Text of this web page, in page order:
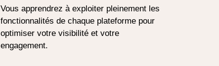
Vous apprendrez à exploiter pleinement les
fonctionnalités de chaque plateforme pour
optimiser votre visibilité et votre
engagement.